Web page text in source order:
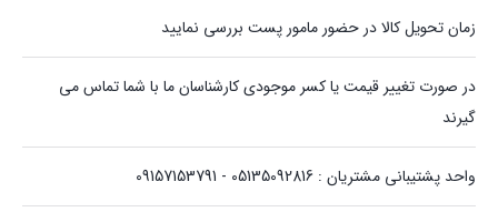
زمان تحویل کالا در حضور مامور پست بررسی نمایید
در صورت تغییر قیمت یا کسر موجودی کارشناسان ما با شما تماس می
گیرند
واحد پشتیبانی مشتریان : 05135092816 - 09157153791